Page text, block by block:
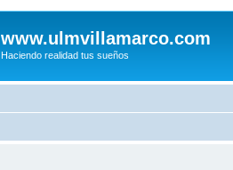
www.ulmvillamarco.com
Haciendo realidad tus sueños